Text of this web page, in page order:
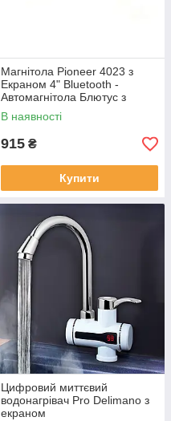
Магнітола Pioneer 4023 з
Екраном 4" Bluetooth -
Автомагнітола Блютус з
Екраном + Безкоштовно
Пульт на Кермо
В наявності
915 ₴
Купити
Цифровий миттєвий
водонагрівач Pro Delimanо з
екраном